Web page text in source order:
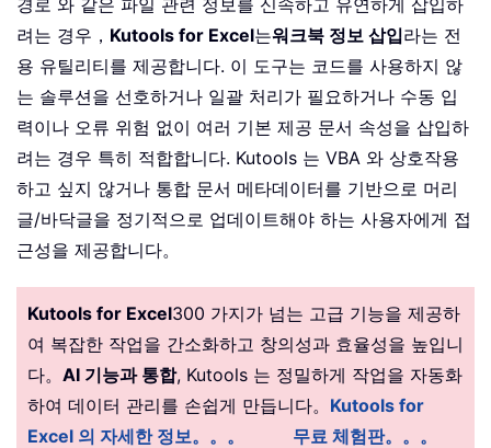
려는 경우， Kutools for Excel는워크북 정보 삽입라는 전
용 유틸리티를 제공합니다. 이 도구는 코드를 사용하지 않
는 솔루션을 선호하거나 일괄 처리가 필요하거나 수동 입
력이나 오류 위험 없이 여러 기본 제공 문서 속성을 삽입하
려는 경우 특히 적합합니다. Kutools 는 VBA 와 상호작용
하고 싶지 않거나 통합 문서 메타데이터를 기반으로 머리
글/바닥글을 정기적으로 업데이트해야 하는 사용자에게 접
근성을 제공합니다。
Kutools for Excel300 가지가 넘는 고급 기능을 제공하
여 복잡한 작업을 간소화하고 창의성과 효율성을 높입니
다。 AI 기능과 통합, Kutools 는 정밀하게 작업을 자동화
하여 데이터 관리를 손쉽게 만듭니다。 Kutools for
Excel 의 자세한 정보。。。
무료 체험판。。。